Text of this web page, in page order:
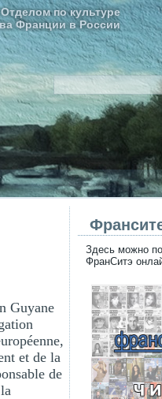
по культуре
Франции в России
Guyane
et de la
de
Здесь можно
ФранСитэ